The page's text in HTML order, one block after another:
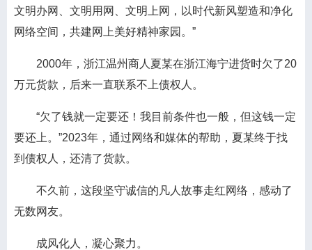
文明办网、文明用网、文明上网，以时代新风塑造和净化
网络空间，共建网上美好精神家园。”
2000年，浙江温州商人夏某在浙江海宁进货时欠了20
万元货款，后来一直联系不上债权人。
“欠了钱就一定要还！我目前条件也一般，但这钱一定
要还上。”2023年，通过网络和媒体的帮助，夏某终于找
到债权人，还清了货款。
不久前，这段坚守诚信的凡人故事走红网络，感动了
无数网友。
成风化人，凝心聚力。